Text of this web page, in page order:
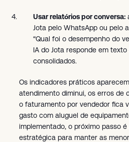
Usar relatórios por conversa:
Jota pelo WhatsApp ou pelo
“Qual foi o desempenho do
IA do Jota responde em
consolidados.
Os indicadores práticos
atendimento diminui, os erros de
o faturamento por vendedor fica
gasto com aluguel de
implementado, o próximo passo
estratégica para manter as